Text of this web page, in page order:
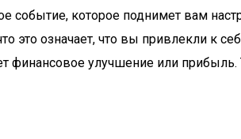
событие, которое поднимет вам
означает, что вы привлекли к
финансовое улучшение или